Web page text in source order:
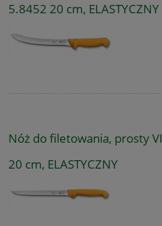
5.8452 20 cm, ELASTYCZNY
Nóż do filetowania, prosty
20 cm, ELASTYCZNY